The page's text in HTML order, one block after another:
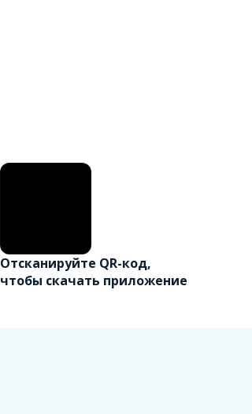
Отсканируйте QR-код,
чтобы скачать приложение